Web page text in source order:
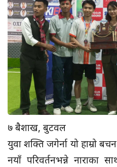
७ बैशाख, बुटवल
युवा शक्ति जगेर्ना यो हाम्रो
नयाँ परिवर्तनभन्ने नाराका